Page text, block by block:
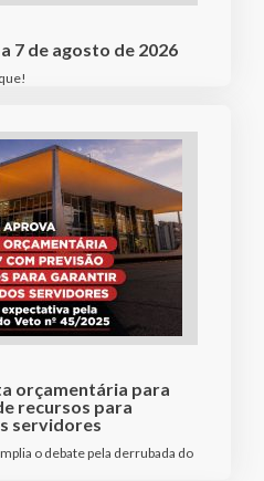
7 de agosto de 2026
orçamentária para
recursos para
servidores
o debate pela derrubada do